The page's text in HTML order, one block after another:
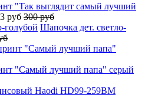
"Так выглядит самый лучший
руб 300 руб
Шапочка дет. светло-
"Самый лучший папа" серый